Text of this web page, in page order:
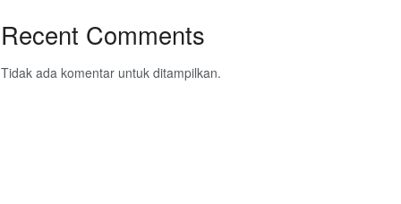
Recent Comments
Tidak ada komentar untuk ditampilkan.